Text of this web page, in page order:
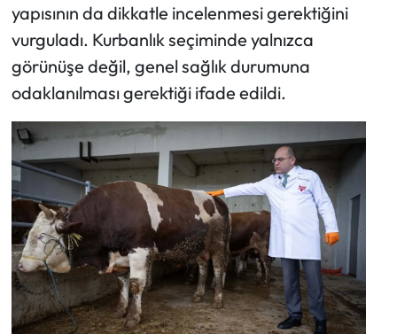
yapısının da dikkatle incelenmesi gerektiğini
vurguladı. Kurbanlık seçiminde yalnızca
görünüşe değil, genel sağlık durumuna
odaklanılması gerektiği ifade edildi.